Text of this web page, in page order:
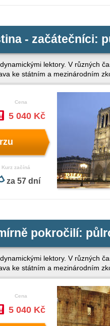
- začátečníci:
lektory. V různých
ke státním a mezinárodním
Cena
5 040 Kč
Kurz začíná
za 57 dní
pokročilí:
lektory. V různých
ke státním a mezinárodním
Cena
5 040 Kč